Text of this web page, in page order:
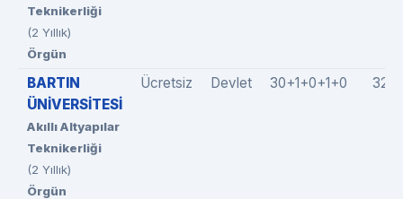
Teknikerliği
(2 Yıllık)
Örgün
BARTIN
ÜNİVERSİTESİ
Akıllı Altyapılar
Teknikerliği
(2 Yıllık)
Örgün
Ücretsiz Devlet 30+1+0+1+0